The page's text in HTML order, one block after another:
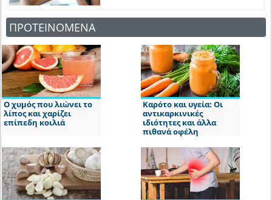
ΠΡΟΤΕΙΝΟΜΕΝΑ
Ο χυμός που λιώνει το
λίπος και χαρίζει
επίπεδη κοιλιά
Καρότο και υγεία: Οι
αντικαρκινικές
ιδιότητες και άλλα
πιθανά οφέλη